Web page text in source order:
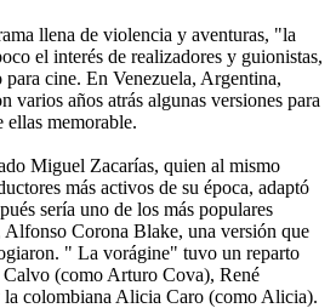
llena de violencia y aventuras, "la
el interés de realizadores y guionistas,
cine. En Venezuela, Argentina,
varios años atrás algunas versiones para
memorable.
Miguel Zacarías, quien al mismo
más activos de su época, adaptó
sería uno de los más populares
Alfonso Corona Blake, una versión que
" La vorágine" tuvo un reparto
(como Arturo Cova), René
colombiana Alicia Caro (como Alicia).